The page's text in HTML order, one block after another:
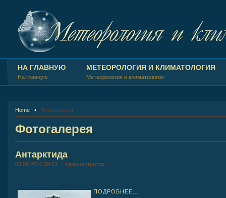
НА ГЛАВНУЮ
На главную
МЕТЕОРОЛОГИЯ И КЛИМАТОЛОГИЯ
Метеорология и климатология
Home Фотогалерея
Фотогалерея
Антарктида
03.09.2010 09:23 Администратор
ПОДРОБНЕЕ...